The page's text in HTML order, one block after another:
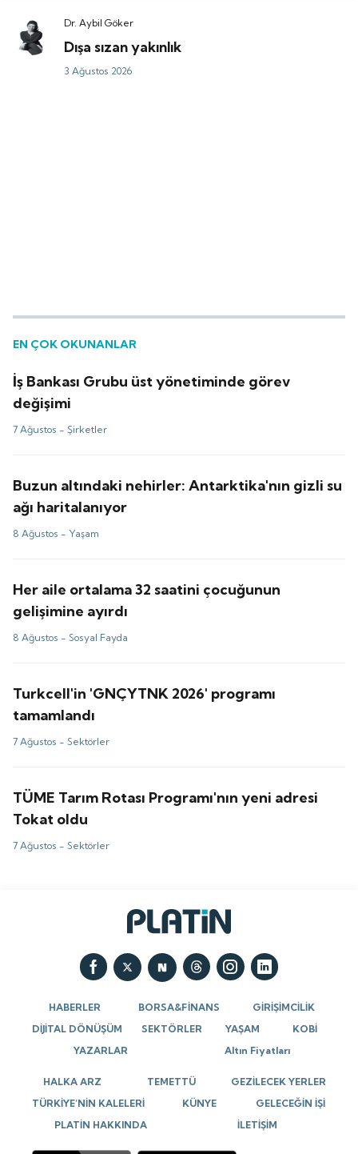
Dr. Aybil Göker
Dışa sızan yakınlık
3 Ağustos 2026
EN ÇOK OKUNANLAR
İş Bankası Grubu üst yönetiminde görev
değişimi
7 Ağustos - Şirketler
Buzun altındaki nehirler: Antarktika'nın gizli su
ağı haritalanıyor
8 Ağustos - Yaşam
Her aile ortalama 32 saatini çocuğunun
gelişimine ayırdı
8 Ağustos -Sosyal Fayda
Turkcell'in 'GNÇYTNK 2026' programı
tamamlandı
7 Ağustos -Sektörler
TÜME Tarım Rotası Programı'nın yeni adresi
Tokat oldu
7 Ağustos -Sektörler
HABERLER BORSA&FİNANS
GİRİŞİMCİLİK
DİJİTAL DÖNÜŞÜM
SEKTÖRLER YAŞAM
KOBİ
YAZARLAR
Altın Fiyatları
HALKA ARZ TEMETTÜ
GEZİLECEK YERLER
TÜRKİYE’NİN KALELERİ
KÜNYE
GELECEĞİN İŞİ
PLATİN HAKKINDA
İLETİŞİM